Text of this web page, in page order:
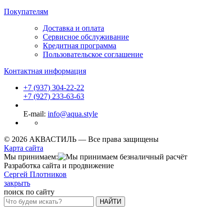
Покупателям
Доставка и оплата
Сервисное обслуживание
Кредитная программа
Пользовательское соглашение
Контактная информация
+7 (937) 304-22-22
+7 (927) 233-63-63
E-mail: info@aqua.style
© 2026 АКВАСТИЛЬ — Все права защищены
Карта сайта
Мы принимаем:
Разработка сайта и продвижение
Сергей Плотников
закрыть
поиск по сайту
НАЙТИ